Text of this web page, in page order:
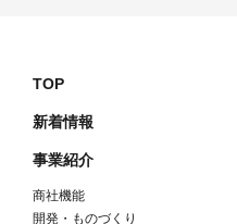
TOP
新着情報
事業紹介
商社機能
開発・ものづくり